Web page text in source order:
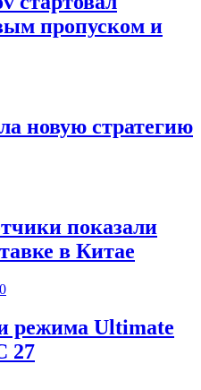
пропуском и
новую стратегию
показали
в Китае
0
режима Ultimate
27